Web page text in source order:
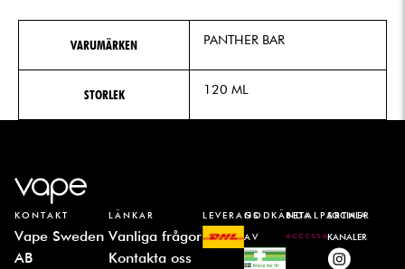
VARUMÄRKEN PANTHER BAR
STORLEK 120 ML
KONTAKT
Vape Sweden
AB
LÄNKAR
Vanliga frågor
Kontakta oss
LEVERANSGODKÄNDA
AV
BETALPARTNER
SOCIALA
KANALER